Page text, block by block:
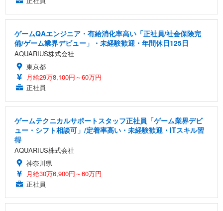
ゲームQAエンジニア・有給消化率高い「正社員/社会保険完
備/ゲーム業界デビュー」・未経験歓迎・年間休日125日
AQUARIUS株式会社
東京都
月給29万8,100円～60万円
正社員
ゲームテクニカルサポートスタッフ正社員「ゲーム業界デビ
ュー・シフト相談可」/定着率高い・未経験歓迎・ITスキル習
得
AQUARIUS株式会社
神奈川県
月給30万6,900円～60万円
正社員